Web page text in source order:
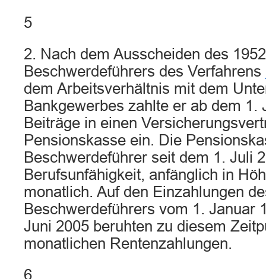
5
2. Nach dem Ausscheiden des
Beschwerdeführers des Verfahrens
dem Arbeitsverhältnis mit dem
Bankgewerbes zahlte er ab dem 1.
Beiträge in einen
Pensionskasse ein. Die
Beschwerdeführer seit dem 1. Juli
Berufsunfähigkeit, anfänglich in
monatlich. Auf den Einzahlungen
Beschwerdeführers vom 1. Januar
Juni 2005 beruhten zu diesem
monatlichen Rentenzahlungen.
6